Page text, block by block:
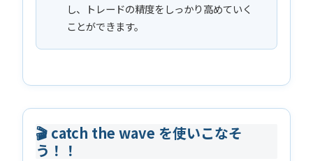
し、トレードの精度をしっかり高めていく
ことができます。
🎬 catch the wave を使いこなそ
う！！